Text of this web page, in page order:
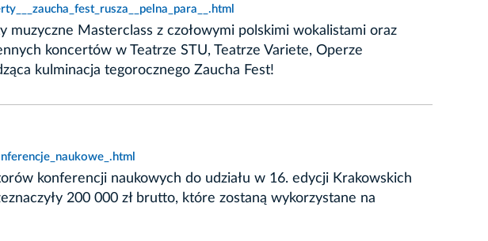
Masterclass z czołowymi polskimi wokalistami oraz
koncertów w Teatrze STU, Teatrze Variete, Operze
kulminacja tegorocznego Zaucha Fest!
konferencji naukowych do udziału w 16. edycji Krakowskich
200 000 zł brutto, które zostaną wykorzystane na